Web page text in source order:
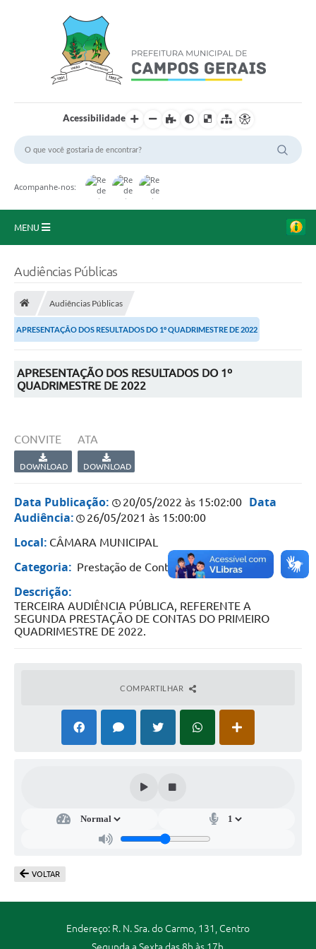
Acessibilidade
Acompanhe-nos:
MENU
Portal da Transparência
Secretarias
Audiências Públicas
Audiências Públicas
APRESENTAÇÃO DOS RESULTADOS DO 1º QUADRIMESTRE DE 2022
APRESENTAÇÃO DOS RESULTADOS DO 1º
QUADRIMESTRE DE 2022
CONVITE
DOWNLOAD
ATA
DOWNLOAD
Data Publicação: 20/05/2022 às 15:02:00
Data
Audiência:
26/05/2021 às 15:00:00
Local: CÂMARA MUNICIPAL
Categoria: Prestação de Contas
Descrição:
TERCEIRA AUDIÊNCIA PÚBLICA, REFERENTE A
SEGUNDA PRESTAÇÃO DE CONTAS DO PRIMEIRO
QUADRIMESTRE DE 2022.
COMPARTILHAR
VOLTAR
Endereço: R. N. Sra. do Carmo, 131, Centro
Segunda a Sexta das 8h às 17h